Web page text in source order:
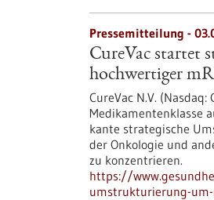
Pressemitteilung -
CureVac startet
hochwertiger
CureVac N.V.
Medika­menten­klasse
kante strategische
der Onkologie und
zu konzentrieren.
https://
umstrukturierung-